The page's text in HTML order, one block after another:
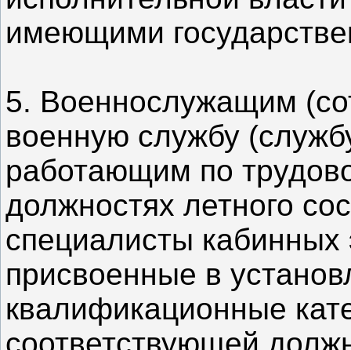
имеющими
5. Военнослужащим
военную службу
работающим по
должностях летного
специалисты
присвоенные в
квалификационные
соответствующей